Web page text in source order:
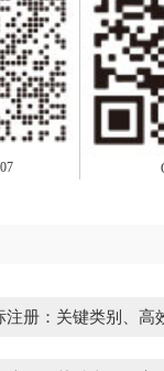
注册：关键类别、高